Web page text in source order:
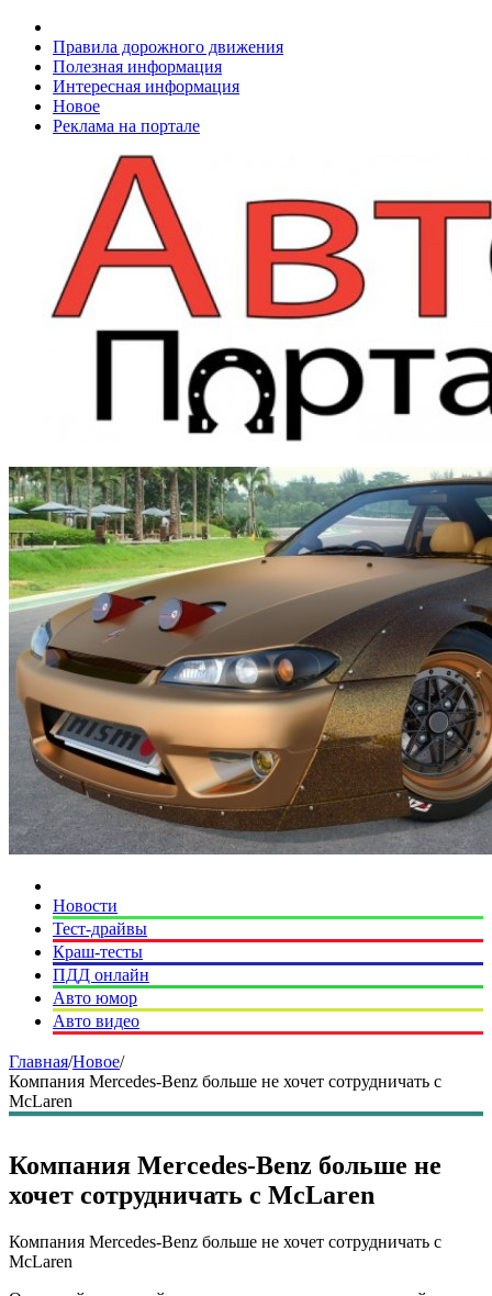
Правила дорожного движения
Полезная информация
Интересная информация
Новое
Реклама на портале
Новости
Тест-драйвы
Краш-тесты
ПДД онлайн
Авто юмор
Авто видео
Главная/Новое/
Компания Mercedes-Benz больше не хочет сотрудничать с
McLaren
Компания Mercedes-Benz больше не
хочет сотрудничать с McLaren
Компания Mercedes-Benz больше не хочет сотрудничать с
McLaren